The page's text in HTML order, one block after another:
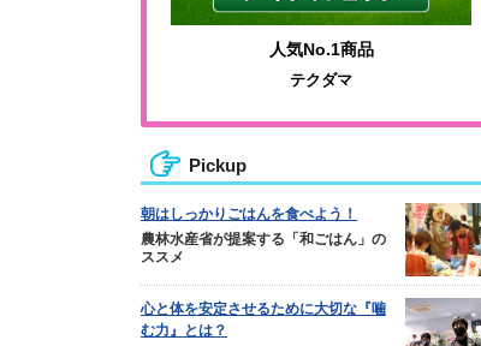
人気No.1商品
テクダマ
Pickup
朝はしっかりごはんを食べよう！
農林水産省が提案する「和ごはん」の
ススメ
心と体を安定させるために大切な『噛
む力』とは？